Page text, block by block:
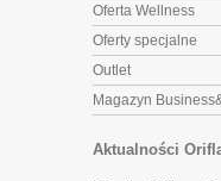
Oferta Wellness
Oferty specjalne
Outlet
Magazyn
Aktualności